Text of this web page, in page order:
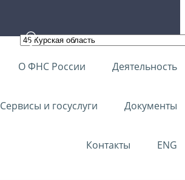
О ФНС России Деятельность
Сервисы и госуслуги Документы
Контакты ENG